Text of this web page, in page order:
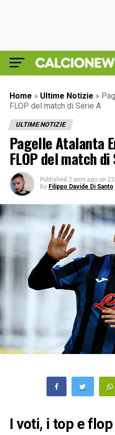
Home » Ultime Notizie »
FLOP del match di Serie A
ULTIME NOTIZIE
Pagelle Atalanta
FLOP del match di
Published 2 anni ago on
By Filippo Davide Di Santo
I voti, i top e